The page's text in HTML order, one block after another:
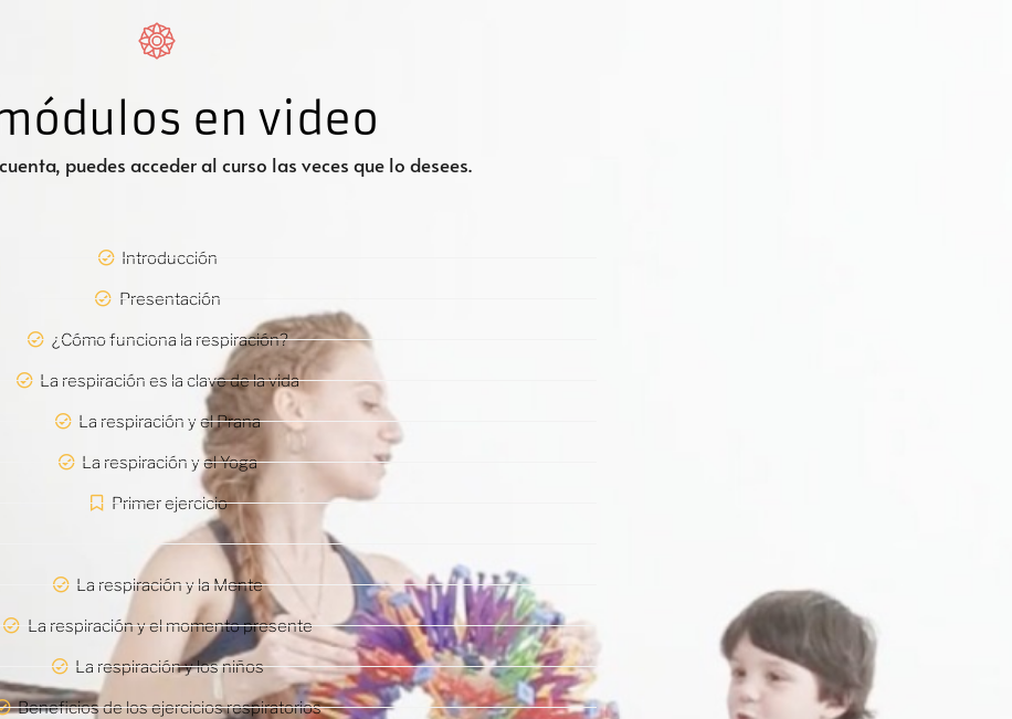
en video
puedes acceder al curso las veces que lo desees.
Introducción
Presentación
¿Cómo funciona la respiración?
La respiración es la clave de la vida
La respiración y el Prana
La respiración y el Yoga
Primer ejercicio
La respiración y la Mente
La respiración y el momento presente
La respiración y los niños
Beneficios de los ejercicios respiratorios